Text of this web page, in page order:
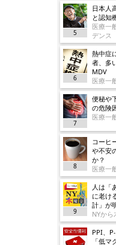
5
日本人
と認知
医療一
デンス
6
熱中症
者、多
MDV
医療一
7
便秘や
の危険
医療一
8
コーヒ
や不安
か？
医療一
9
人は「
に老け
計」が
体
NYから
PPI、
「低マ